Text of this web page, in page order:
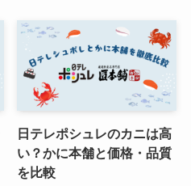
日テレポシュレのカニは高
い？かに本舗と価格・品質
を比較